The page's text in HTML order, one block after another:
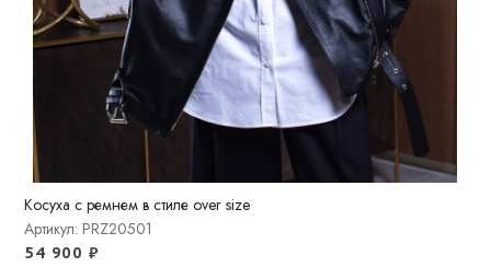
Косуха с ремнем в стиле over size
Артикул: PRZ20501
54 900 ₽